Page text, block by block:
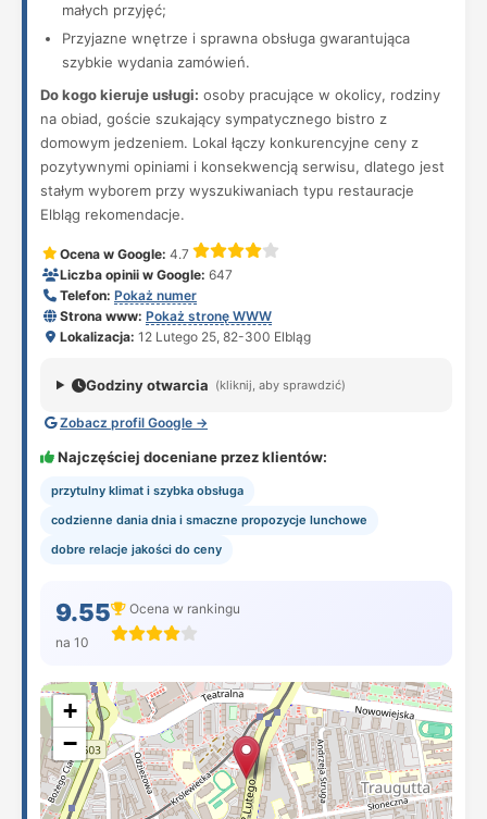
małych przyjęć;
Przyjazne wnętrze i sprawna obsługa gwarantująca
szybkie wydania zamówień.
Do kogo kieruje usługi: osoby pracujące w okolicy, rodziny
na obiad, goście szukający sympatycznego bistro z
domowym jedzeniem. Lokal łączy konkurencyjne ceny z
pozytywnymi opiniami i konsekwencją serwisu, dlatego jest
stałym wyborem przy wyszukiwaniach typu restauracje
Elbląg rekomendacje.
Ocena w Google: 4.7
Liczba opinii w Google: 647
Telefon: Pokaż numer
Strona www: Pokaż stronę WWW
Lokalizacja: 12 Lutego 25, 82-300 Elbląg
Godziny otwarcia (kliknij, aby sprawdzić)
Zobacz profil Google →
Najczęściej doceniane przez klientów:
przytulny klimat i szybka obsługa
codzienne dania dnia i smaczne propozycje lunchowe
dobre relacje jakości do ceny
9.55
na 10
Ocena w rankingu
+
−